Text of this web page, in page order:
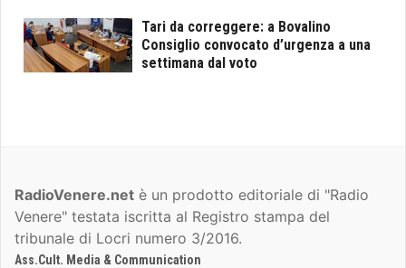
Tari da correggere: a Bovalino
Consiglio convocato d’urgenza a una
settimana dal voto
RadioVenere.net è un prodotto editoriale di "Radio
Venere" testata iscritta al Registro stampa del
tribunale di Locri numero 3/2016.
Ass.Cult. Media & Communication